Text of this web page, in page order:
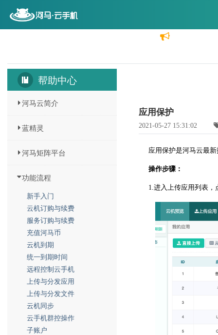
帮助中心
河马云简介
蓝精灵
河马矩阵平台
功能流程
新手入门
云机订购与续费
服务订购与续费
充值河马币
云机到期
统一到期时间
远程控制云手机
上传与分发应用
上传与分发文件
云机同步
云手机群控操作
子账户
应用保护
2021-05-27 15:31:02
应用保护是河马云最
操作步骤：
1.进入上传应用列表